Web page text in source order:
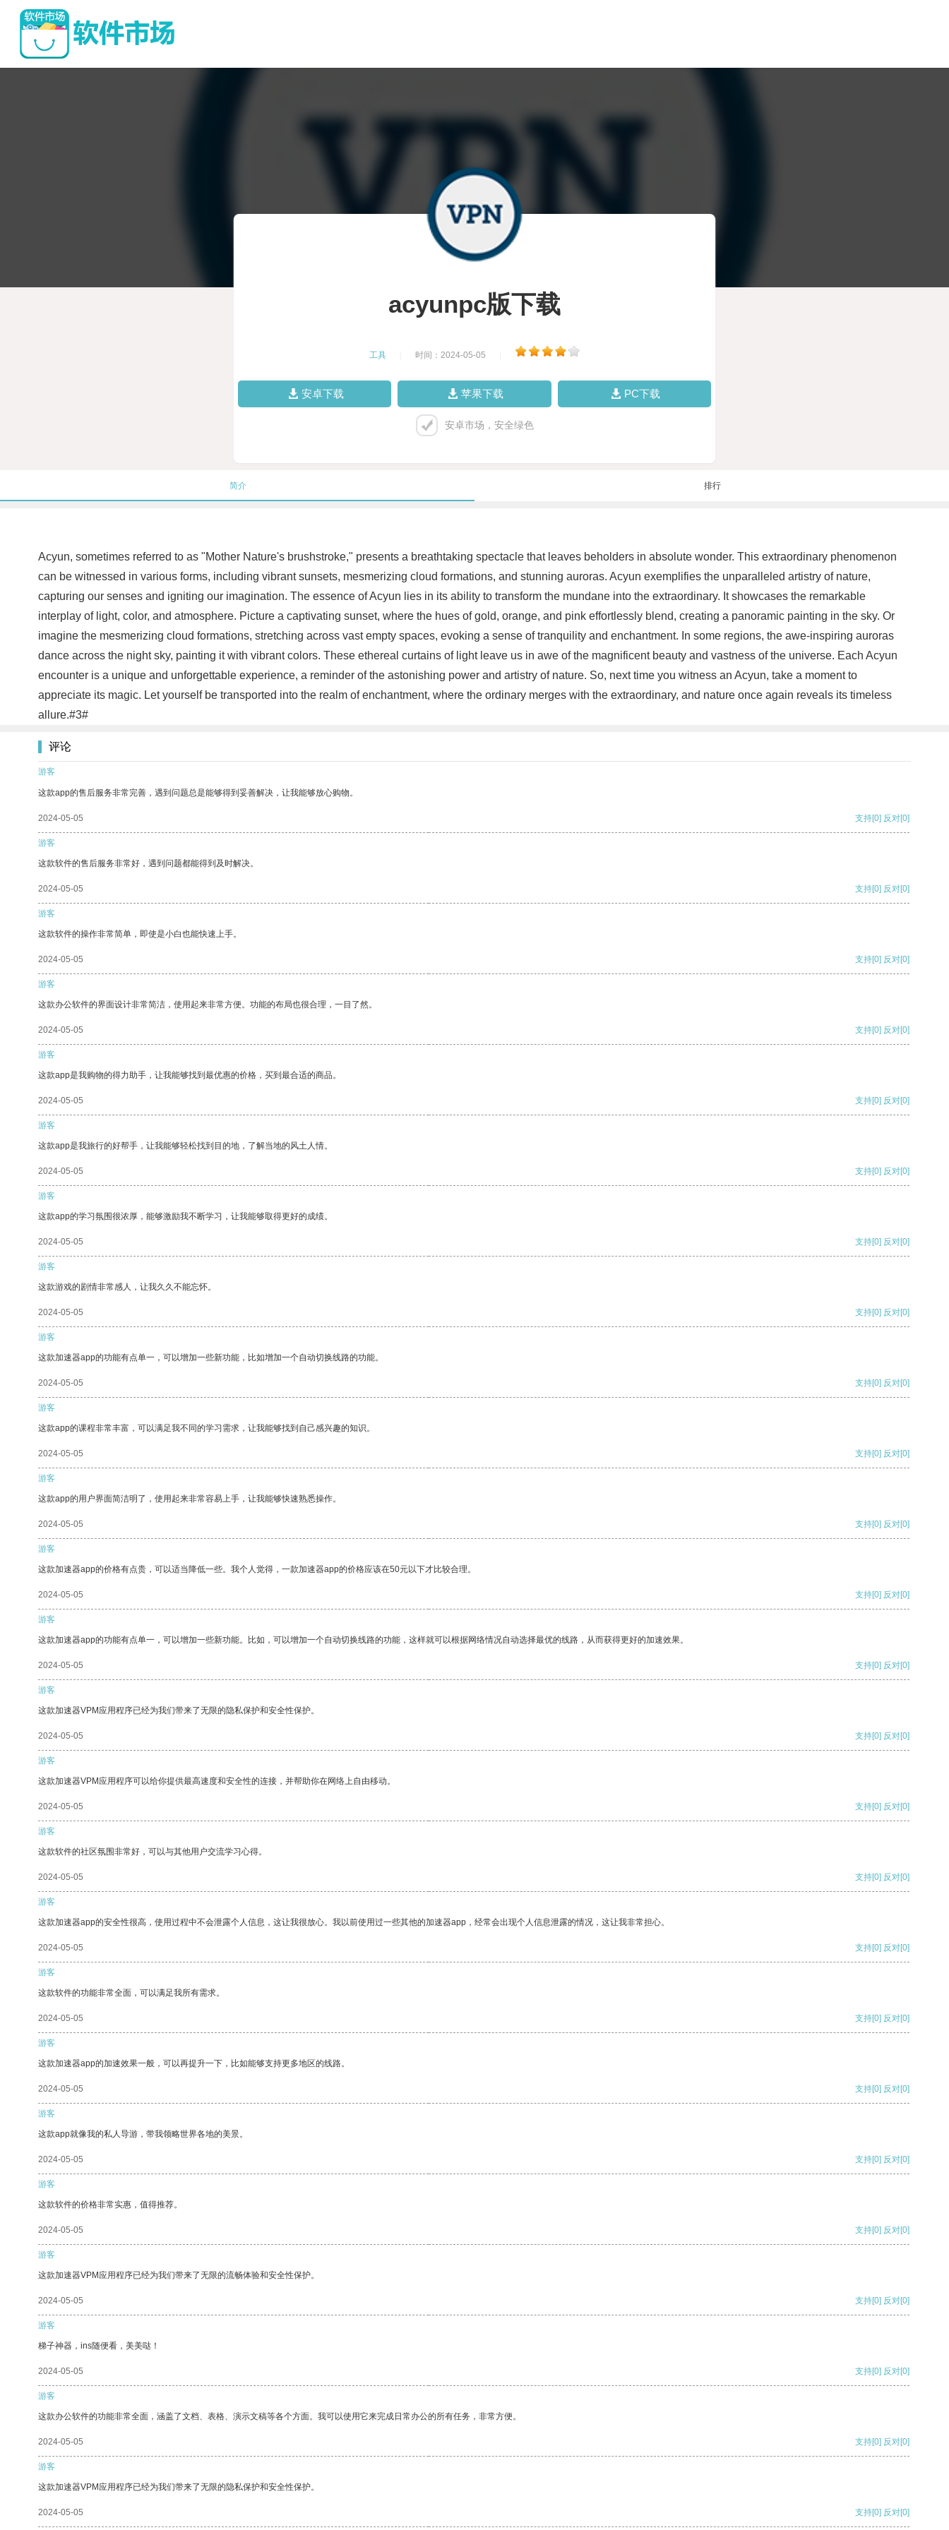
acyunpc版下载
工具 时间：2024-05-05
安卓下载 苹果下载 PC下载
安卓市场，安全绿色
简介 排行
Acyun, sometimes referred to as "Mother Nature's brushstroke," presents a breathtaking spectacle that leaves beholders in absolute wonder. This extraordinary phenomenon
can be witnessed in various forms, including vibrant sunsets, mesmerizing cloud formations, and stunning auroras. Acyun exemplifies the unparalleled artistry of nature,
capturing our senses and igniting our imagination. The essence of Acyun lies in its ability to transform the mundane into the extraordinary. It showcases the remarkable
interplay of light, color, and atmosphere. Picture a captivating sunset, where the hues of gold, orange, and pink effortlessly blend, creating a panoramic painting in the sky. Or
imagine the mesmerizing cloud formations, stretching across vast empty spaces, evoking a sense of tranquility and enchantment. In some regions, the awe-inspiring auroras
dance across the night sky, painting it with vibrant colors. These ethereal curtains of light leave us in awe of the magnificent beauty and vastness of the universe. Each Acyun
encounter is a unique and unforgettable experience, a reminder of the astonishing power and artistry of nature. So, next time you witness an Acyun, take a moment to
appreciate its magic. Let yourself be transported into the realm of enchantment, where the ordinary merges with the extraordinary, and nature once again reveals its timeless
allure.#3#
评论
游客
这款app的售后服务非常完善，遇到问题总是能够得到妥善解决，让我能够放心购物。
2024-05-05 支持[0] 反对[0]
游客
这款软件的售后服务非常好，遇到问题都能得到及时解决。
2024-05-05 支持[0] 反对[0]
游客
这款软件的操作非常简单，即使是小白也能快速上手。
2024-05-05 支持[0] 反对[0]
游客
这款办公软件的界面设计非常简洁，使用起来非常方便。功能的布局也很合理，一目了然。
2024-05-05 支持[0] 反对[0]
游客
这款app是我购物的得力助手，让我能够找到最优惠的价格，买到最合适的商品。
2024-05-05 支持[0] 反对[0]
游客
这款app是我旅行的好帮手，让我能够轻松找到目的地，了解当地的风土人情。
2024-05-05 支持[0] 反对[0]
游客
这款app的学习氛围很浓厚，能够激励我不断学习，让我能够取得更好的成绩。
2024-05-05 支持[0] 反对[0]
游客
这款游戏的剧情非常感人，让我久久不能忘怀。
2024-05-05 支持[0] 反对[0]
游客
这款加速器app的功能有点单一，可以增加一些新功能，比如增加一个自动切换线路的功能。
2024-05-05 支持[0] 反对[0]
游客
这款app的课程非常丰富，可以满足我不同的学习需求，让我能够找到自己感兴趣的知识。
2024-05-05 支持[0] 反对[0]
游客
这款app的用户界面简洁明了，使用起来非常容易上手，让我能够快速熟悉操作。
2024-05-05 支持[0] 反对[0]
游客
这款加速器app的价格有点贵，可以适当降低一些。我个人觉得，一款加速器app的价格应该在50元以下才比较合理。
2024-05-05 支持[0] 反对[0]
游客
这款加速器app的功能有点单一，可以增加一些新功能。比如，可以增加一个自动切换线路的功能，这样就可以根据网络情况自动选择最优的线路，从而获得更好的加速效果。
2024-05-05 支持[0] 反对[0]
游客
这款加速器VPM应用程序已经为我们带来了无限的隐私保护和安全性保护。
2024-05-05 支持[0] 反对[0]
游客
这款加速器VPM应用程序可以给你提供最高速度和安全性的连接，并帮助你在网络上自由移动。
2024-05-05 支持[0] 反对[0]
游客
这款软件的社区氛围非常好，可以与其他用户交流学习心得。
2024-05-05 支持[0] 反对[0]
游客
这款加速器app的安全性很高，使用过程中不会泄露个人信息，这让我很放心。我以前使用过一些其他的加速器app，经常会出现个人信息泄露的情况，这让我非常担心。
2024-05-05 支持[0] 反对[0]
游客
这款软件的功能非常全面，可以满足我所有需求。
2024-05-05 支持[0] 反对[0]
游客
这款加速器app的加速效果一般，可以再提升一下，比如能够支持更多地区的线路。
2024-05-05 支持[0] 反对[0]
游客
这款app就像我的私人导游，带我领略世界各地的美景。
2024-05-05 支持[0] 反对[0]
游客
这款软件的价格非常实惠，值得推荐。
2024-05-05 支持[0] 反对[0]
游客
这款加速器VPM应用程序已经为我们带来了无限的流畅体验和安全性保护。
2024-05-05 支持[0] 反对[0]
游客
梯子神器，ins随便看，美美哒！
2024-05-05 支持[0] 反对[0]
游客
这款办公软件的功能非常全面，涵盖了文档、表格、演示文稿等各个方面。我可以使用它来完成日常办公的所有任务，非常方便。
2024-05-05 支持[0] 反对[0]
游客
这款加速器VPM应用程序已经为我们带来了无限的隐私保护和安全性保护。
2024-05-05 支持[0] 反对[0]